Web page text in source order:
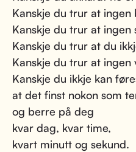
Kanskje du trur at ingen
Kanskje du trur at ingen
Kanskje du trur at du
Kanskje du trur at ingen
Kanskje du ikkje kan
at det finst nokon som
og berre på deg
kvar dag, kvar time,
kvart minutt og sekund.